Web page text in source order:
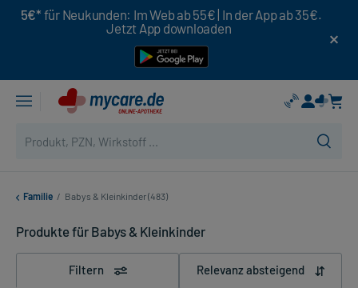
5€* für Neukunden: Im Web ab 55€ | In der App ab 35€.
Jetzt App downloaden
Familie / Babys & Kleinkinder (483)
Produkte für Babys & Kleinkinder
Filtern Relevanz absteigend